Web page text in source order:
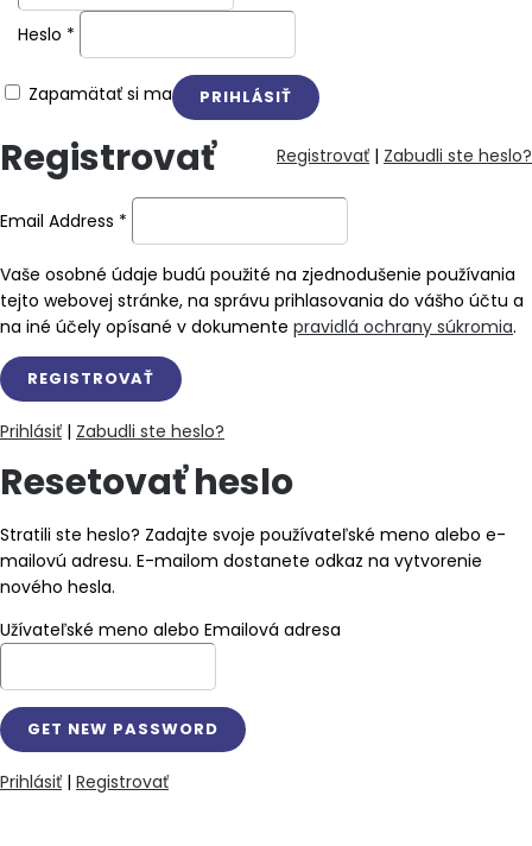
Heslo *
Zapamätať si ma
Registrovať | Zabudli ste heslo?
Registrovať
Email Address *
Vaše osobné údaje budú použité na zjednodušenie používania
tejto webovej stránke, na správu prihlasovania do vášho účtu a
na iné účely opísané v dokumente pravidlá ochrany súkromia.
Prihlásiť | Zabudli ste heslo?
Resetovať heslo
Stratili ste heslo? Zadajte svoje používateľské meno alebo e-
mailovú adresu. E-mailom dostanete odkaz na vytvorenie
nového hesla.
Užívateľské meno alebo Emailová adresa
Prihlásiť | Registrovať